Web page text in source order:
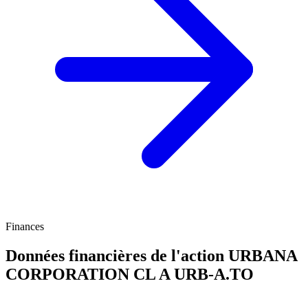
Finances
Données financières de l'action URBANA
CORPORATION CL A URB-A.TO